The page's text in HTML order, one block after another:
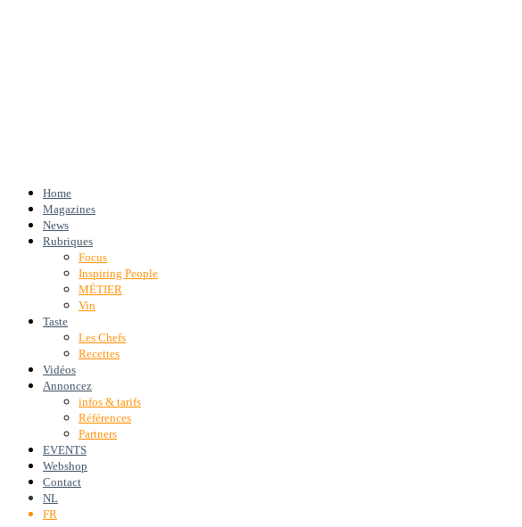
Home
Magazines
News
Rubriques
Focus
Inspiring People
MÉTIER
Vin
Taste
Les Chefs
Recettes
Vidéos
Annoncez
infos & tarifs
Références
Partners
EVENTS
Webshop
Contact
NL
FR